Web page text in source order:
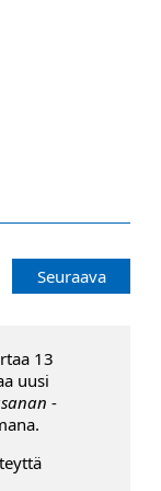
Seuraava
13
uusi
-